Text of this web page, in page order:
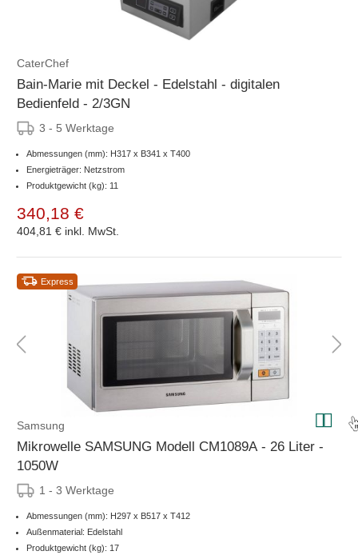
CaterChef
Bain-Marie mit Deckel - Edelstahl - digitalen
Bedienfeld - 2/3GN
3 - 5 Werktage
Abmessungen (mm): H317 x B341 x T400
Energieträger: Netzstrom
Produktgewicht (kg): 11
340,18 €
404,81 € inkl. MwSt.
Express
Samsung
Mikrowelle SAMSUNG Modell CM1089A - 26 Liter -
1050W
1 - 3 Werktage
Abmessungen (mm): H297 x B517 x T412
Außenmaterial: Edelstahl
Produktgewicht (kg): 17